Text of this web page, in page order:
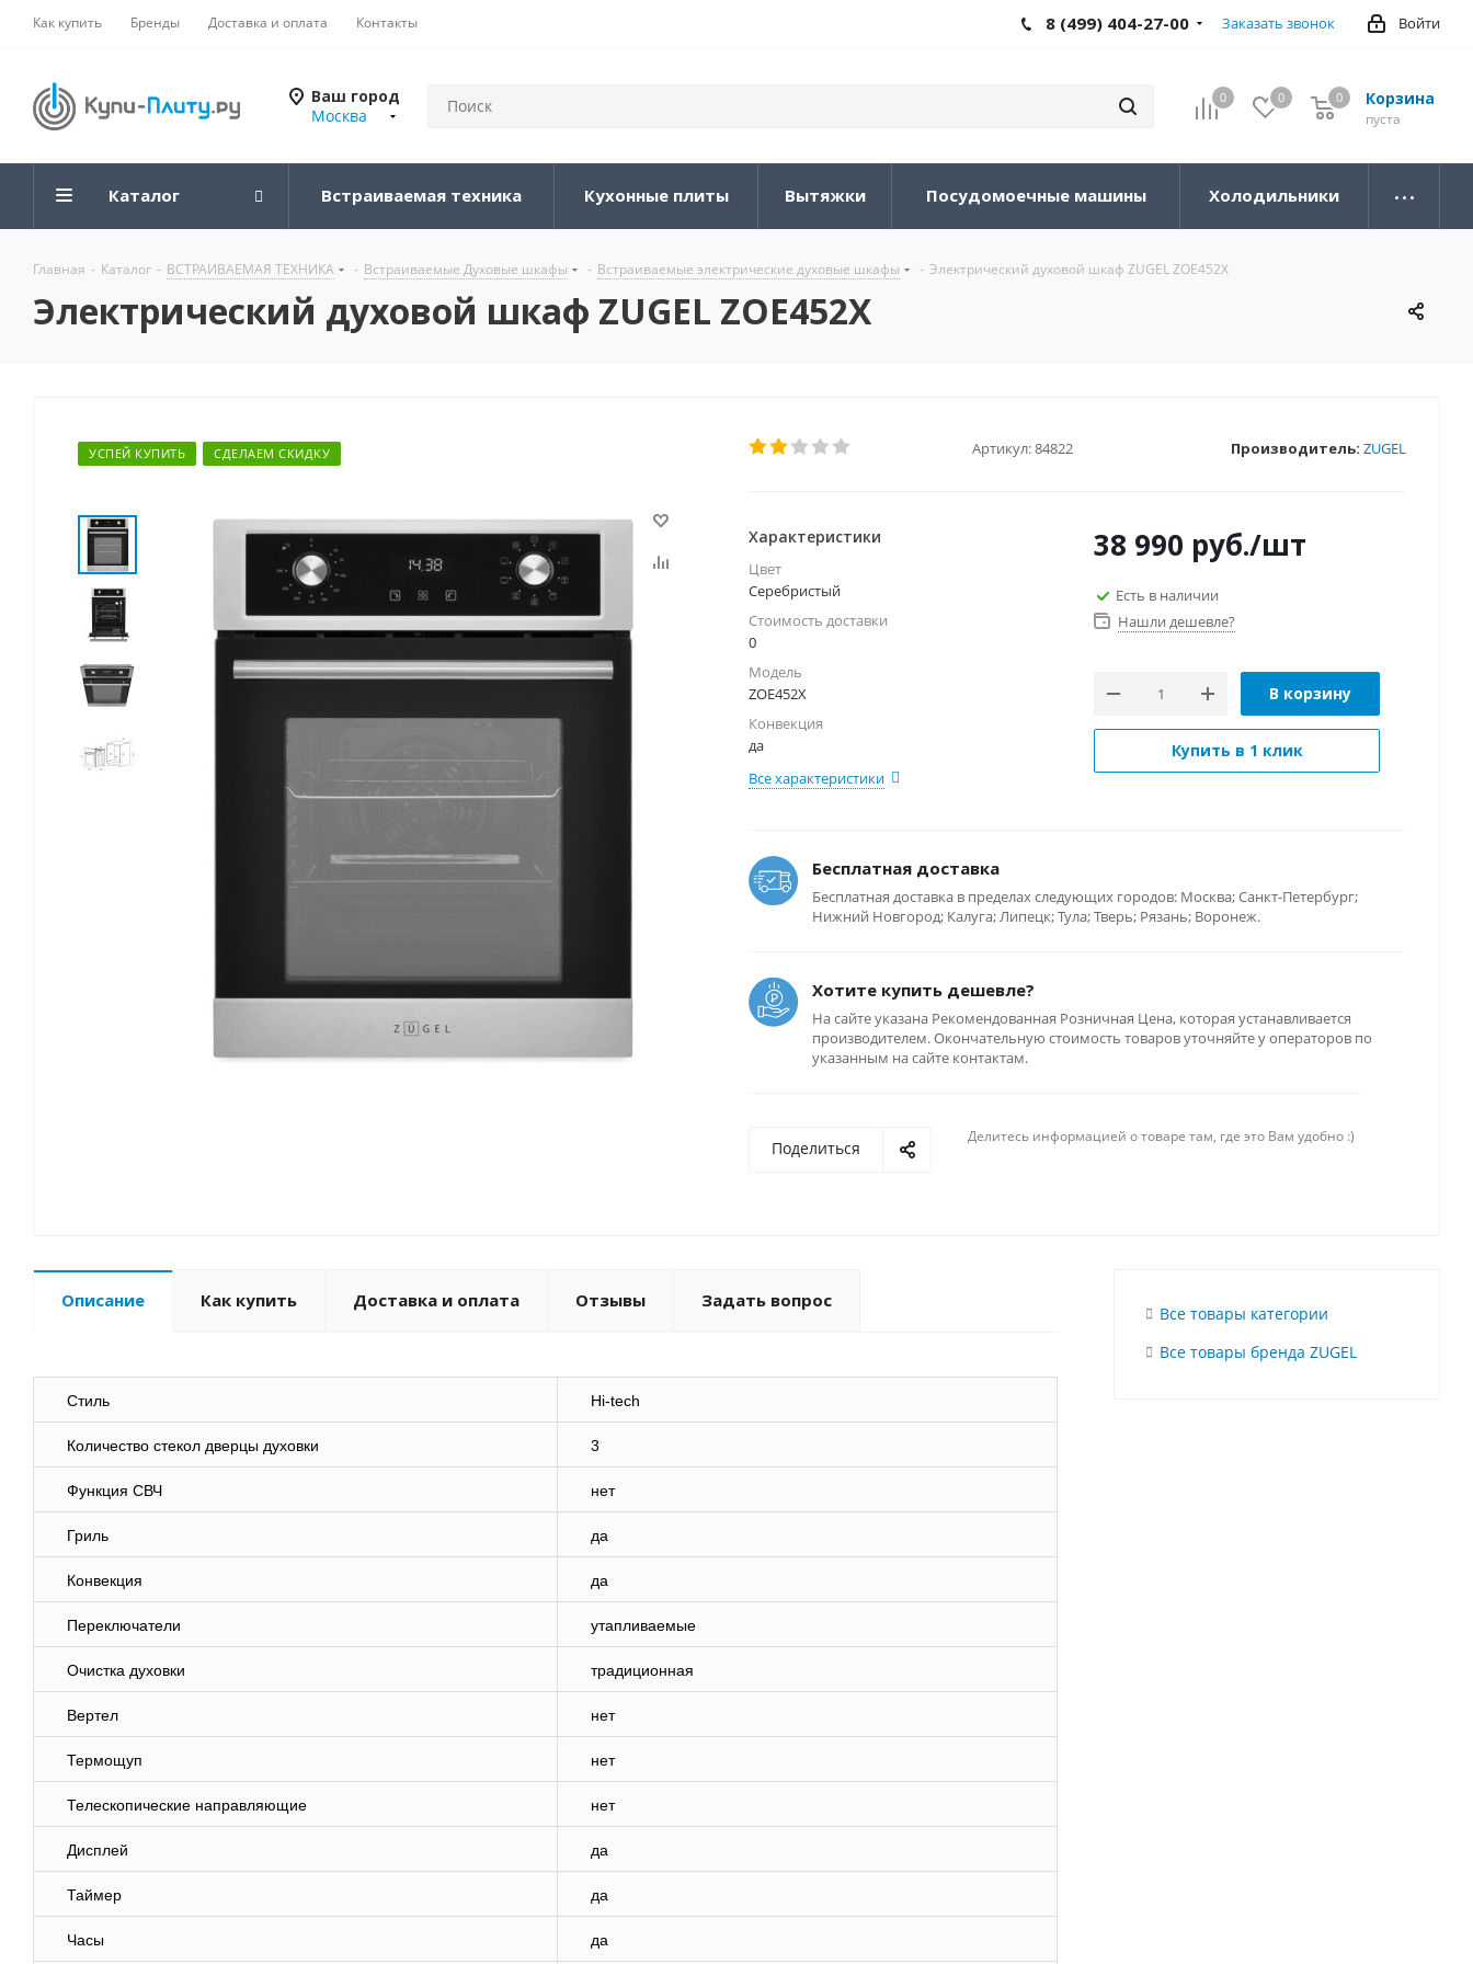
Как купить Бренды Доставка и оплата Контакты Войти
8 (499) 404-27-00 Заказать звонок
Ваш город
Москва
0 0 Корзина
0
пуста
0
Каталог Встраиваемая техника Кухонные плиты Вытяжки Посудомоечные машины Холодильники
Главная - Каталог - ВСТРАИВАЕМАЯ ТЕХНИКА - Встраиваемые Духовые шкафы - Встраиваемые электрические духовые шкафы - Электрический духовой шкаф ZUGEL ZOE452X
Электрический духовой шкаф ZUGEL ZOE452X
УСПЕЙ КУПИТЬ СДЕЛАЕМ СКИДКУ Артикул:84822 Производитель: ZUGEL
Характеристики
Цвет
Серебристый
Стоимость доставки
0
Модель
ZOE452X
Конвекция
да
Все характеристики
38 990 руб./шт
Есть в наличии
Нашли дешевле?
В корзину
Купить в 1 клик
Бесплатная доставка
Бесплатная доставка в пределах следующих городов: Москва; Санкт-Петербург;
Нижний Новгород; Калуга; Липецк; Тула; Тверь; Рязань; Воронеж.
Хотите купить дешевле?
На сайте указана Рекомендованная Розничная Цена, которая устанавливается
производителем. Окончательную стоимость товаров уточняйте у операторов по
указанным на сайте контактам.
Поделиться
Делитесь информацией о товаре там, где это Вам удобно :)
Описание Как купить Доставка и оплата Отзывы Задать вопрос
Стиль Hi-tech
Количество стекол дверцы духовки 3
Функция СВЧ нет
Гриль да
Конвекция да
Переключатели утапливаемые
Очистка духовки традиционная
Вертел нет
Термощуп нет
Телескопические направляющие нет
Дисплей да
Таймер да
Часы да
Все товары категории
Все товары бренда ZUGEL